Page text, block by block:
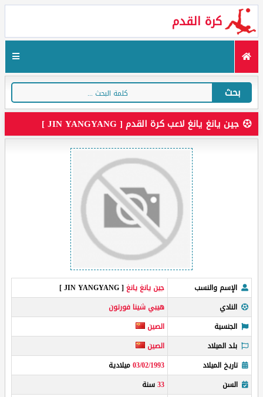
كرة القدم
بحث
جين يانغ يانغ لاعب كرة القدم [ JIN YANGYANG ]
الإسم والنسب جين يانغ يانغ[ JIN YANGYANG ]
النادي
هيبي شينا فورتون
الجنسية
الصين
بلد الميلاد
الصين
تاريخ الميلاد
03/02/1993ميلادية
السن
33سنة